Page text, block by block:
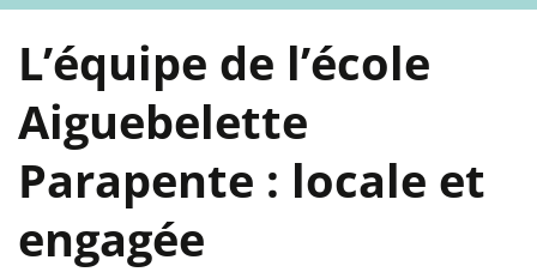
L’équipe de l’école
Aiguebelette
Parapente : locale et
engagée